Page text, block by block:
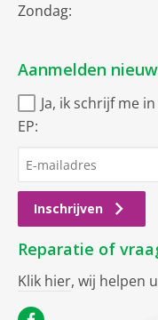
Zondag:
Aanmelden
Ja, ik schrijf me
EP:
Inschrijven
Reparatie of
Klik hier, wij helpen